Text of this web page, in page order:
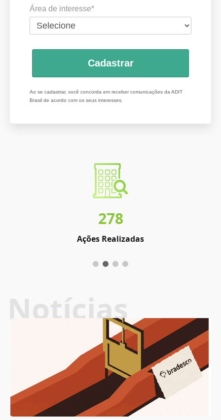
Área de interesse*
Cadastrar
Ao se cadastrar, você concorda em receber comunicações da ADIT
Brasil de acordo com os seus interesses.
278
Ações Realizadas
Notícias